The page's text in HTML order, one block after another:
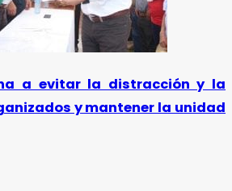
a evitar la distracción y la
y mantener la unidad